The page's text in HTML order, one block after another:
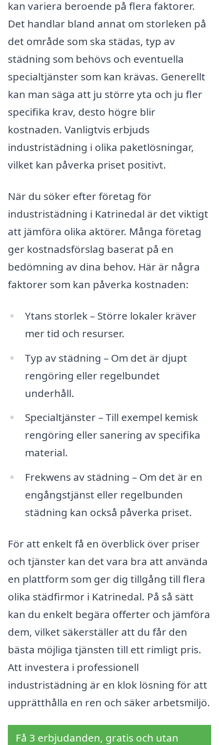
kan variera beroende på flera faktorer.
Det handlar bland annat om storleken på
det område som ska städas, typ av
städning som behövs och eventuella
specialtjänster som kan krävas. Generellt
kan man säga att ju större yta och ju fler
specifika krav, desto högre blir
kostnaden. Vanligtvis erbjuds
industristädning i olika paketlösningar,
vilket kan påverka priset positivt.
När du söker efter företag för
industristädning i Katrinedal är det viktigt
att jämföra olika aktörer. Många företag
ger kostnadsförslag baserat på en
bedömning av dina behov. Här är några
faktorer som kan påverka kostnaden:
Ytans storlek – Större lokaler kräver
mer tid och resurser.
Typ av städning – Om det är djupt
rengöring eller regelbundet
underhåll.
Specialtjänster – Till exempel kemisk
rengöring eller sanering av specifika
material.
Frekwens av städning – Om det är en
engångstjänst eller regelbunden
städning kan också påverka priset.
För att enkelt få en överblick över priser
och tjänster kan det vara bra att använda
en plattform som ger dig tillgång till flera
olika städfirmor i Katrinedal. På så sätt
kan du enkelt begära offerter och jämföra
dem, vilket säkerställer att du får den
bästa möjliga tjänsten till ett rimligt pris.
Att investera i professionell
industristädning är en klok lösning för att
upprätthålla en ren och säker arbetsmiljö.
Få 3 erbjudanden, gratis och utan